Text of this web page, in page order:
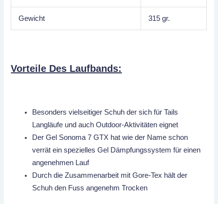
Gewicht 315 gr.
Vorteile Des Laufbands:
Besonders vielseitiger Schuh der sich für Tails
Langläufe und auch Outdoor-Aktivitäten eignet
Der Gel Sonoma 7 GTX hat wie der Name schon
verrät ein spezielles Gel Dämpfungssystem für einen
angenehmen Lauf
Durch die Zusammenarbeit mit Gore-Tex hält der
Schuh den Fuss angenehm Trocken